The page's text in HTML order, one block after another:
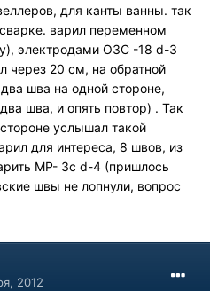
для канты ванны. так
варил переменном
электродами ОЗС -18 d-3
через 20 см, на обратной
шва на одной стороне,
шва, и опять повтор) . Так
услышал такой
для интереса, 8 швов, из
МР- 3с d-4 (пришлось
швы не лопнули, вопрос
2012